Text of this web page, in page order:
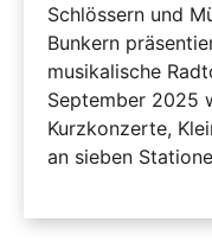
Schlössern und
Bunkern
musikalische
September 2025
Kurzkonzerte,
an sieben